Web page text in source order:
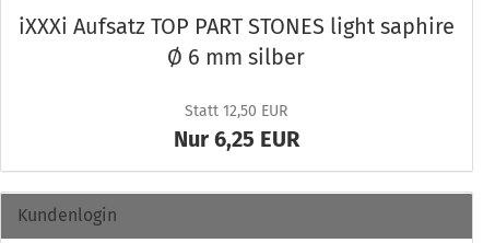
iXXXi Auf­satz TOP PART STONES light sa­phi­re
Ø 6 mm sil­ber
Statt 12,50 EUR
Nur 6,25 EUR
Kundenlogin